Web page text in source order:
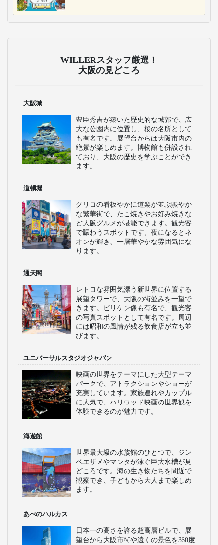
WILLERスタッフ厳選！
大阪の見どころ
大阪城
豊臣秀吉が築いた歴史的な城郭で、広
大な公園内に位置し、桜の名所として
も有名です。展望台からは大阪市内の
絶景が楽しめます。博物館も併設され
ており、大阪の歴史を学ぶことができ
ます。
道頓堀
グリコの看板やかに道楽が並ぶ賑やか
な繁華街で、たこ焼きやお好み焼きな
ど大阪グルメが堪能できます。観光客
で賑わうスポットです。夜になるとネ
オンが輝き、一層華やかな雰囲気にな
ります。
通天閣
レトロな雰囲気漂う新世界に位置する
展望タワーで、大阪の街並みを一望で
きます。ビリケン像も有名で、観光客
の写真スポットとして有名です。周辺
には昭和の風情が残る飲食店が立ち並
びます。
ユニバーサルスタジオジャパン
映画の世界をテーマにした大型テーマ
パークで、アトラクションやショーが
充実しています。家族連れやカップル
に人気で、ハリウッド映画の世界観を
体験できるのが魅力です。
海遊館
世界最大級の水族館のひとつで、ジン
ベエザメやマンタが泳ぐ巨大水槽が見
どころです。海の生き物たちを間近で
観察でき、子どもから大人まで楽しめ
ます。
あべのハルカス
日本一の高さを誇る超高層ビルで、展
望台から大阪市街や遠くの景色を360度